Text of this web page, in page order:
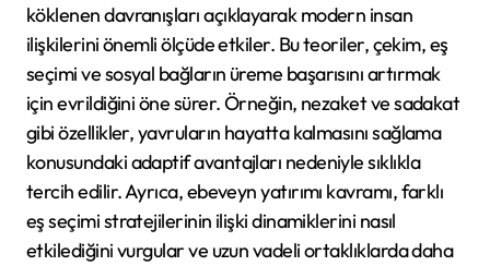
köklenen davranışları açıklayarak modern insan
ilişkilerini önemli ölçüde etkiler. Bu teoriler, çekim, eş
seçimi ve sosyal bağların üreme başarısını artırmak
için evrildiğini öne sürer. Örneğin, nezaket ve sadakat
gibi özellikler, yavruların hayatta kalmasını sağlama
konusundaki adaptif avantajları nedeniyle sıklıkla
tercih edilir. Ayrıca, ebeveyn yatırımı kavramı, farklı
eş seçimi stratejilerinin ilişki dinamiklerini nasıl
etkilediğini vurgular ve uzun vadeli ortaklıklarda daha